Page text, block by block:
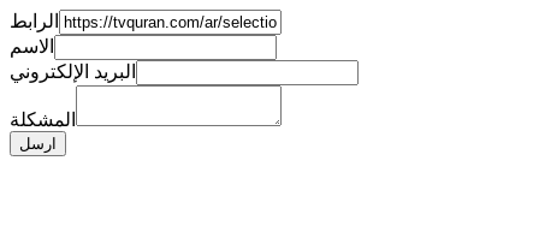
الرابط
الاسم
البريد الإلكتروني
المشكلة
ارسل